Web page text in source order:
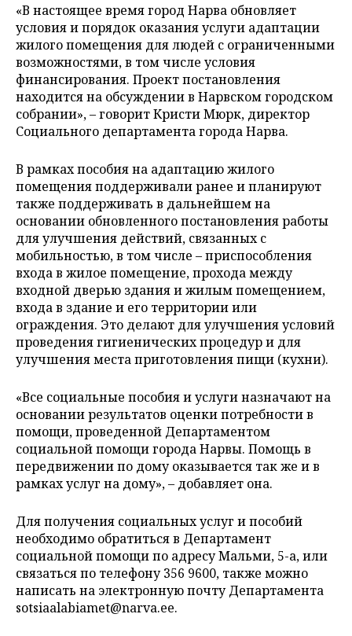
«В настоящее время город Нарва обновляет
условия и порядок оказания услуги адаптации
жилого помещения для людей с ограниченными
возможностями, в том числе условия
финансирования. Проект постановления
находится на обсуждении в Нарвском городском
собрании», – говорит Кристи Мюрк, директор
Социального департамента города Нарва.
В рамках пособия на адаптацию жилого
помещения поддерживали ранее и планируют
также поддерживать в дальнейшем на
основании обновленного постановления работы
для улучшения действий, связанных с
мобильностью, в том числе – приспособления
входа в жилое помещение, прохода между
входной дверью здания и жилым помещением,
входа в здание и его территории или
ограждения. Это делают для улучшения условий
проведения гигиенических процедур и для
улучшения места приготовления пищи (кухни).
«Все социальные пособия и услуги назначают на
основании результатов оценки потребности в
помощи, проведенной Департаментом
социальной помощи города Нарвы. Помощь в
передвижении по дому оказывается так же и в
рамках услуг на дому», – добавляет она.
Для получения социальных услуг и пособий
необходимо обратиться в Департамент
социальной помощи по адресу Мальми, 5-a, или
связаться по телефону 356 9600, также можно
написать на электронную почту Департамента
sotsiaalabiamet@narva.ee.